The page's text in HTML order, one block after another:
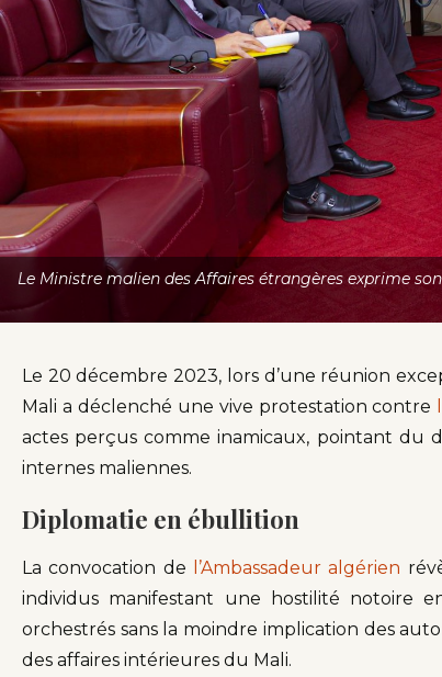
Le Ministre malien des Affaires étrangères exprime
Le 20 décembre 2023, lors d’une réunion
Mali a déclenché une vive protestation contre
actes perçus comme inamicaux, pointant du
internes maliennes.
Diplomatie en ébullition
La convocation de l’Ambassadeur algérien
individus manifestant une hostilité notoire
orchestrés sans la moindre implication des
des affaires intérieures du Mali.